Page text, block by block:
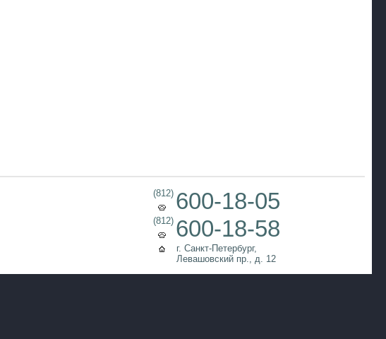
(812) 600-18-05
(812) 600-18-58
г. Санкт-Петербург,
Левашовский пр., д. 12